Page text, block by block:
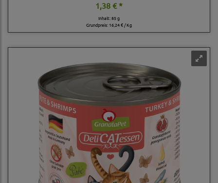
1,38 € *
Inhalt: 85 g
Grundpreis: 16,24 € / Kg